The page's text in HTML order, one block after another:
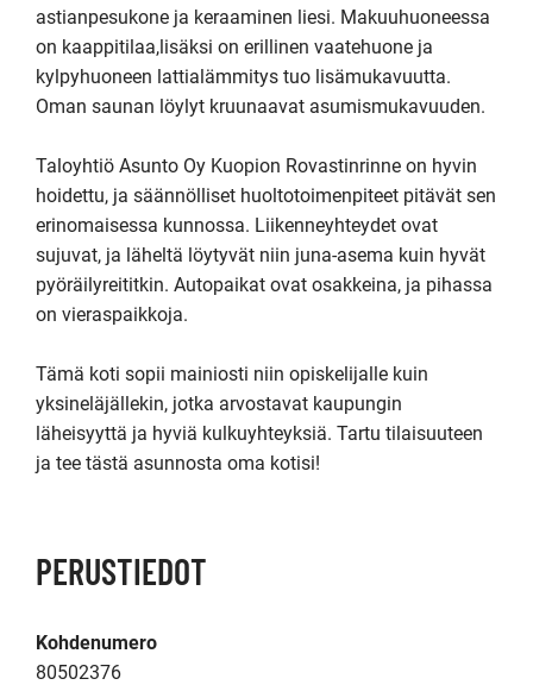
astianpesukone ja keraaminen liesi. Makuuhuoneessa
on kaappitilaa,lisäksi on erillinen vaatehuone ja
kylpyhuoneen lattialämmitys tuo lisämukavuutta.
Oman saunan löylyt kruunaavat asumismukavuuden.
Taloyhtiö Asunto Oy Kuopion Rovastinrinne on hyvin
hoidettu, ja säännölliset huoltotoimenpiteet pitävät sen
erinomaisessa kunnossa. Liikenneyhteydet ovat
sujuvat, ja läheltä löytyvät niin juna-asema kuin hyvät
pyöräilyreititkin. Autopaikat ovat osakkeina, ja pihassa
on vieraspaikkoja.
Tämä koti sopii mainiosti niin opiskelijalle kuin
yksineläjällekin, jotka arvostavat kaupungin
läheisyyttä ja hyviä kulkuyhteyksiä. Tartu tilaisuuteen
ja tee tästä asunnosta oma kotisi!
PERUSTIEDOT
Kohdenumero
80502376